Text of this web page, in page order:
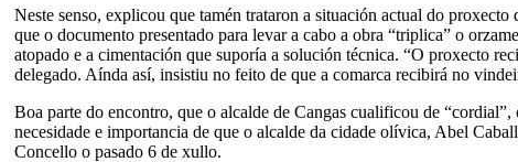
Neste senso, explicou que tamén trataron a situación actual do
que o documento presentado para levar a cabo a obra “triplica” o
atopado e a cimentación que suporía a solución técnica. “O proxecto
delegado. Aínda así, insistiu no feito de que a comarca recibirá no
Boa parte do encontro, que o alcalde de Cangas cualificou de
necesidade e importancia de que o alcalde da cidade olívica, Abel
Concello o pasado 6 de xullo.